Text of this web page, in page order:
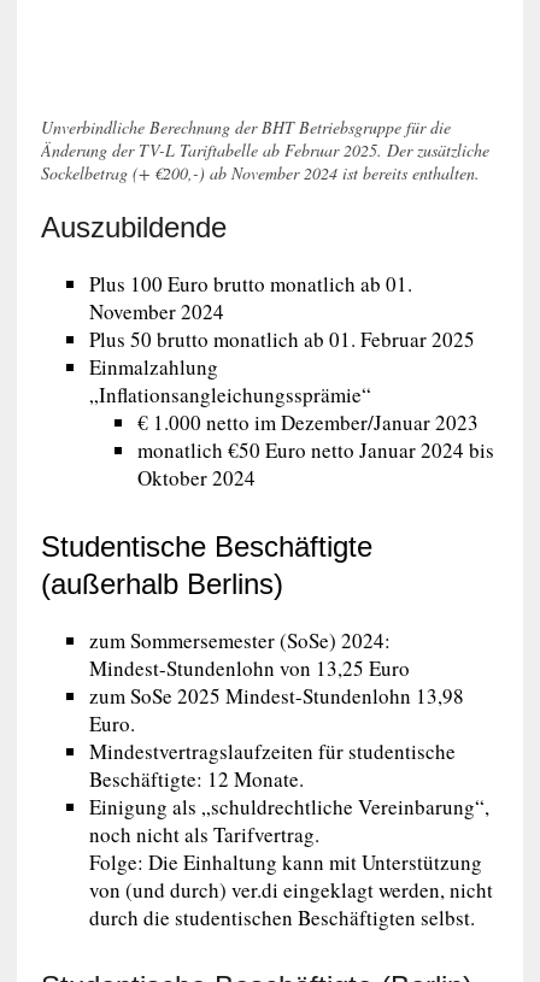
Unverbindliche Berechnung der BHT Betriebsgruppe für die
Änderung der TV-L Tariftabelle ab Februar 2025. Der zusätzliche
Sockelbetrag (+ €200,-) ab November 2024 ist bereits enthalten.
Auszubildende
Plus 100 Euro brutto monatlich ab 01.
November 2024
Plus 50 brutto monatlich ab 01. Februar 2025
Einmalzahlung
„Inflationsangleichungssprämie“
€ 1.000 netto im Dezember/Januar 2023
monatlich €50 Euro netto Januar 2024 bis
Oktober 2024
Studentische Beschäftigte
(außerhalb Berlins)
zum Sommersemester (SoSe) 2024:
Mindest-Stundenlohn von 13,25 Euro
zum SoSe 2025 Mindest-Stundenlohn 13,98
Euro.
Mindestvertragslaufzeiten für studentische
Beschäftigte: 12 Monate.
Einigung als „schuldrechtliche Vereinbarung“,
noch nicht als Tarifvertrag.
Folge: Die Einhaltung kann mit Unterstützung
von (und durch) ver.di eingeklagt werden, nicht
durch die studentischen Beschäftigten selbst.